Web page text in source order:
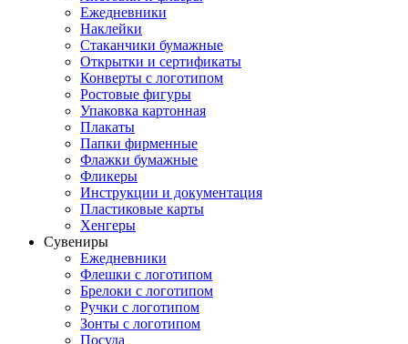
Ежедневники
Наклейки
Стаканчики бумажные
Открытки и сертификаты
Конверты с логотипом
Ростовые фигуры
Упаковка картонная
Плакаты
Папки фирменные
Флажки бумажные
Фликеры
Инструкции и документация
Пластиковые карты
Хенгеры
Сувениры
Ежедневники
Флешки с логотипом
Брелоки с логотипом
Ручки с логотипом
Зонты с логотипом
Посуда